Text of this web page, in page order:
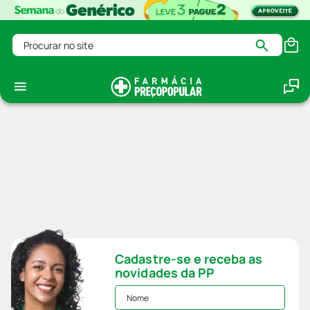
Procurar no site
Cadastre-se e receba as
novidades da PP